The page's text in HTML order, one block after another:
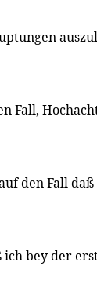
Fall,
den Fall
ich bey der